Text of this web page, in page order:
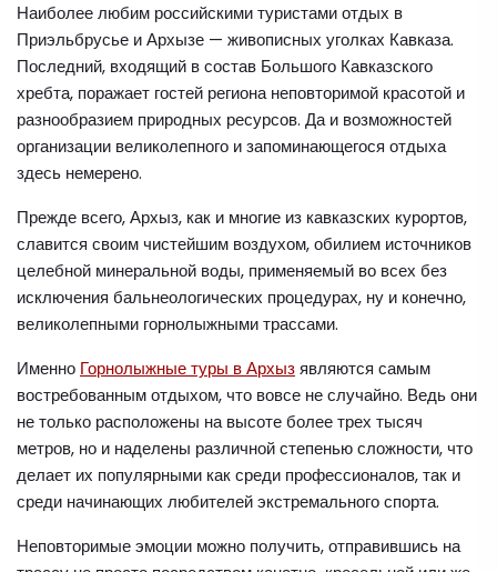
Наиболее любим российскими туристами отдых в
Приэльбрусье и Архызе — живописных уголках Кавказа.
Последний, входящий в состав Большого Кавказского
хребта, поражает гостей региона неповторимой красотой и
разнообразием природных ресурсов. Да и возможностей
организации великолепного и запоминающегося отдыха
здесь немерено.
Прежде всего, Архыз, как и многие из кавказских курортов,
славится своим чистейшим воздухом, обилием источников
целебной минеральной воды, применяемый во всех без
исключения бальнеологических процедурах, ну и конечно,
великолепными горнолыжными трассами.
Именно Горнолыжные туры в Архызявляются самым
востребованным отдыхом, что вовсе не случайно. Ведь они
не только расположены на высоте более трех тысяч
метров, но и наделены различной степенью сложности, что
делает их популярными как среди профессионалов, так и
среди начинающих любителей экстремального спорта.
Неповторимые эмоции можно получить, отправившись на